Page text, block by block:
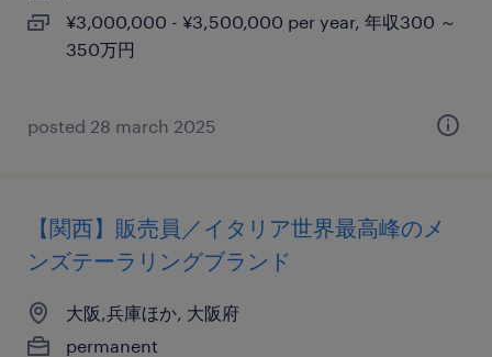
¥3,000,000 - ¥3,500,000 per year, 年収300 ～
350万円
posted 28 march 2025
【関西】販売員／イタリア世界最高峰のメ
ンズテーラリングブランド
大阪,兵庫ほか, 大阪府
permanent